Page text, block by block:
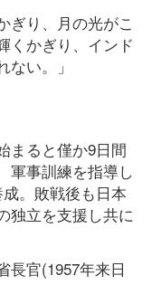
ぎり、月の光がこ
くかぎり、インド
い。」
まると僅か9日間
軍事訓練を指導し
。敗戦後も日本
独立を支援し共に
官(1957年来日